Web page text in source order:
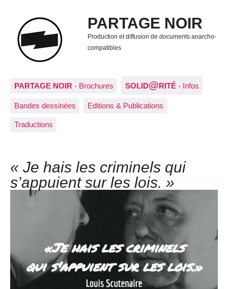
PARTAGE NOIR
Production et diffusion de documents anarcho-
compatibles
PARTAGE NOIR - Brochures SOLID@RITÉ - Infos
Bandes dessinées Editions & Publications
Traductions
« Je hais les criminels qui
s’appuient sur les lois. »